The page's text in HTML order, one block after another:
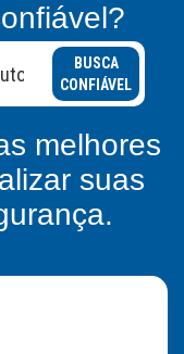
BUSCA
CONFIÁVEL
melhores
suas